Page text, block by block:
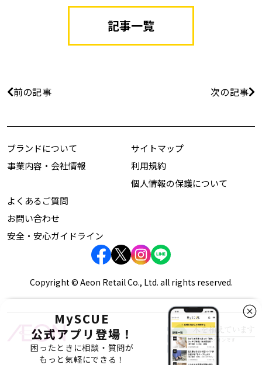
記事一覧
前の記事 次の記事
MySCUE
公式アプリ登場！
困ったときに相談・質問が
もっと気軽にできる！
ブランドについて
事業内容・会社情報
サイトマップ
利用規約
個人情報の保護について
よくあるご質問
お問い合わせ
安全・安心ガイドライン
Copyright © Aeon Retail Co., Ltd. all rights reserved.